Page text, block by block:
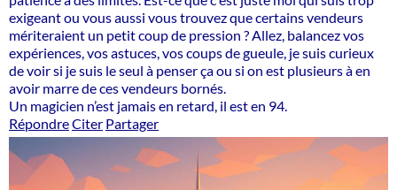
exigeant ou vous aussi vous trouvez que certains vendeurs
mériteraient un petit coup de pression ? Allez, balancez vos
expériences, vos astuces, vos coups de gueule, je suis curieux
de voir si je suis le seul à penser ça ou si on est plusieurs à en
avoir marre de ces vendeurs bornés.
Un magicien n’est jamais en retard, il est en 94.
RépondreCiter Partager